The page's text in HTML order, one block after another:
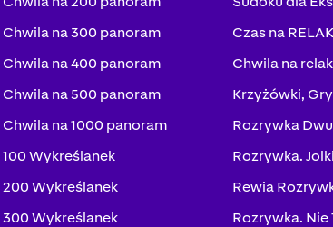
Chwila na 300 panoram
Chwila na 400 panoram
Chwila na 500 panoram
Chwila na 1000 panoram
100 Wykreślanek
200 Wykreślanek
300 Wykreślanek
Czas na
Chwila na
Krzyżówki,
Rozrywka
Rozrywka. Jolki
Rewia
Rozrywka. Nie